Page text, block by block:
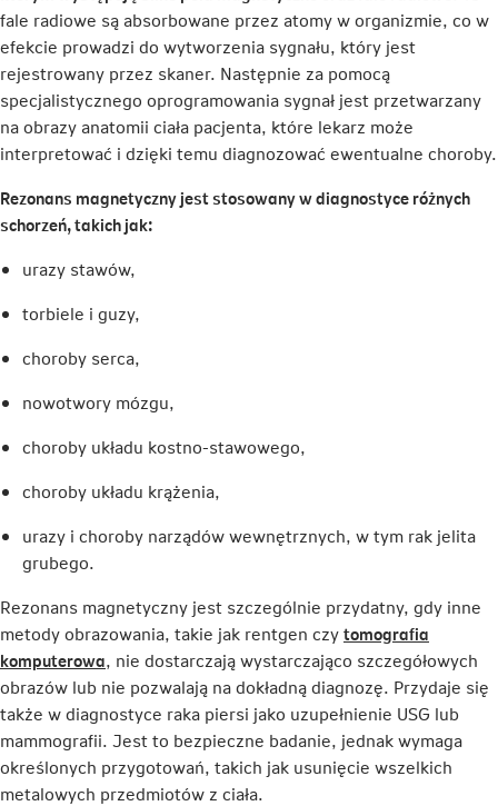
w
nowej
karcie
fale radiowe są absorbowane przez atomy w organizmie, co w
efekcie prowadzi do wytworzenia sygnału, który jest
rejestrowany przez skaner. Następnie za pomocą
specjalistycznego oprogramowania sygnał jest przetwarzany
na obrazy anatomii ciała pacjenta, które lekarz może
interpretować i dzięki temu diagnozować ewentualne choroby.
Rezonans magnetyczny jest stosowany w diagnostyce różnych
schorzeń, takich jak:
urazy stawów,
torbiele i guzy,
choroby serca,
nowotwory mózgu,
choroby układu kostno-stawowego,
choroby układu krążenia,
urazy i choroby narządów wewnętrznych, w tym rak jelita
grubego.
Rezonans magnetyczny jest szczególnie przydatny, gdy inne
metody obrazowania, takie jak rentgen czytomografia
komputerowa Link
otwiera
się
w
nowej
karcie
, nie dostarczają wystarczająco szczegółowych
obrazów lub nie pozwalają na dokładną diagnozę. Przydaje się
także w diagnostyce raka piersi jako uzupełnienie USG lub
mammografii. Jest to bezpieczne badanie, jednak wymaga
określonych przygotowań, takich jak usunięcie wszelkich
metalowych przedmiotów z ciała.